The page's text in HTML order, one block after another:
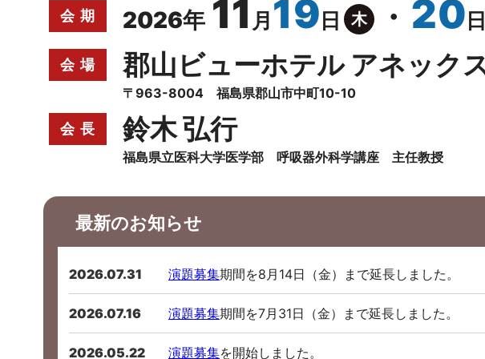
会 期 2026年 11 月 19日 木 ・ 20日
会 場 郡山ビューホテル アネック
〒963-8004 福島県郡山市中町10-10
会 長 鈴木 弘行
福島県立医科大学医学部 呼吸器外科学講座 主任教授
最新のお知らせ
2026.07.31 演題募集期間を8月14日（金）まで延長しました。
2026.07.16 演題募集期間を7月31日（金）まで延長しました。
2026.05.22 演題募集を開始しました。